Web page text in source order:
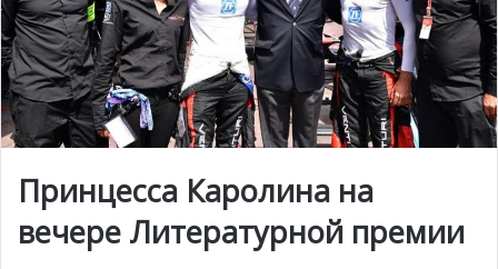
Принцесса Каролина на
вечере Литературной премии